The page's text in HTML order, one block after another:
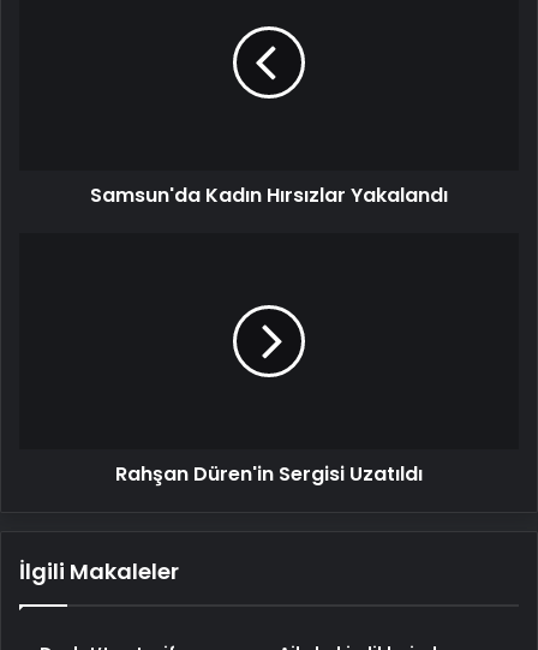
Samsun'da Kadın Hırsızlar Yakalandı
Rahşan Düren'in Sergisi Uzatıldı
İlgili Makaleler